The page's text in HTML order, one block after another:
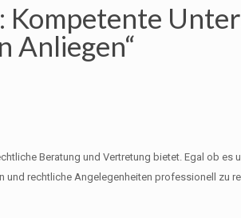
Kompetente
Anliegen“
Beratung und Vertretung bietet. Egal ob
und rechtliche Angelegenheiten professionell zu